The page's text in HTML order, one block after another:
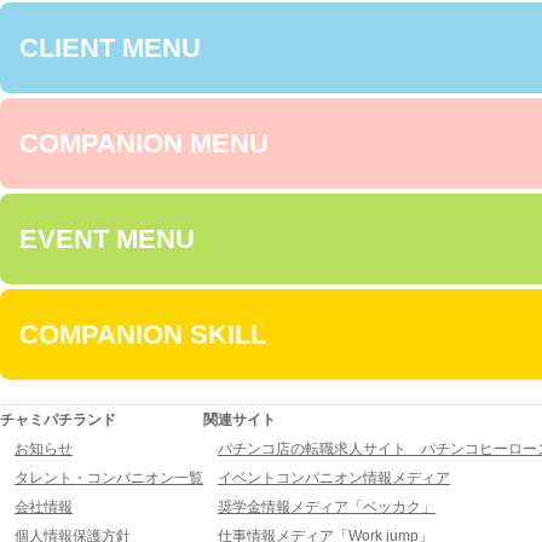
CLIENT MENU
COMPANION MENU
EVENT MENU
COMPANION SKILL
チャミパチランド
お知らせ
タレント・コンパニオン一覧
会社情報
個人情報保護方針
関連サイト
パチンコ店の転職求人サイト パチンコヒーロー
イベントコンパニオン情報メディア
奨学金情報メディア「ベッカク」
仕事情報メディア「Work jump」